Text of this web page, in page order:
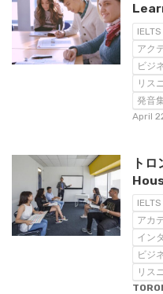
IELTS
アク
ビジ
リス
発音
April
ト
IELTS
アカ
イン
ビジ
リス